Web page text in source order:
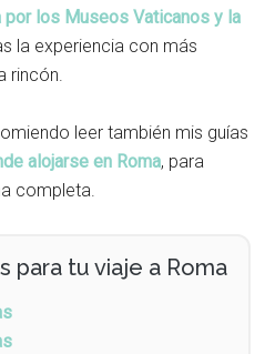
por los Museos Vaticanos y la
la experiencia con más
rincón.
leer también mis guías
alojarse en Roma, para
completa.
para tu viaje a Roma